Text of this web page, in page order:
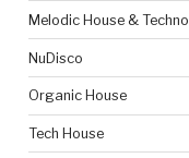
Melodic House & Techno
NuDisco
Organic House
Tech House